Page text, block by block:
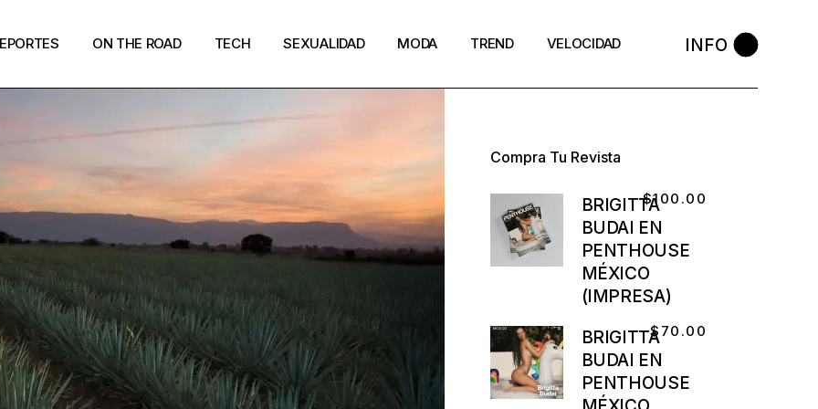
ON THE ROAD TECH SEXUALIDAD MODA TREND VELOCIDAD INFO
Compra Tu Revista
BRIGITTA
BUDAI EN
PENTHOUSE
MÉXICO
(IMPRESA)
$100.00
BRIGITTA
BUDAI EN
PENTHOUSE
$ 70.00